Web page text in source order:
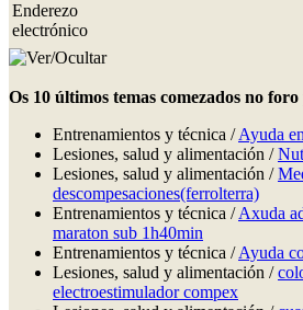
Enderezo
electrónico
Os 10 últimos temas comezados no
Entrenamientos y técnica /Ayuda
Lesiones, salud y alimentación /
Lesiones, salud y alimentación /
descompesaciones(ferrolterra)
Entrenamientos y técnica /Axuda
maraton sub 1h40min
Entrenamientos y técnica /Ayuda
Lesiones, salud y alimentación /
electroestimulador compex